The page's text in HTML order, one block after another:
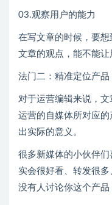
03.观察用户的能力
在写文章的时候，要
文章的观点，能不能让
法门二：精准定位产品
对于运营编辑来说，
运营的自媒体所对应
出实际的意义。
很多新媒体的小伙伴
实会很好看、转发很
没有人讨论你这个产品